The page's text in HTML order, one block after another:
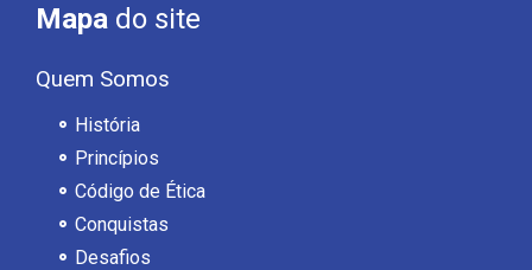
Mapa do site
Quem Somos
História
Princípios
Código de Ética
Conquistas
Desafios